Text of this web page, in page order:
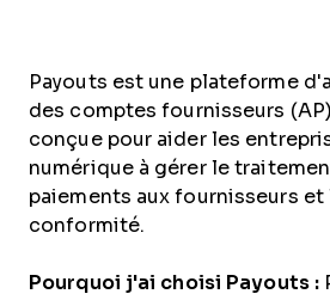
Payouts est une plateforme
des comptes fournisseurs
conçue pour aider les
numérique à gérer le
paiements aux fournisseurs et
conformité.
Pourquoi j'ai choisi Payouts :